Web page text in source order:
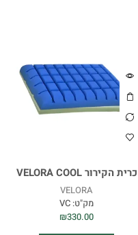
כרית הקירור VELORA COOL
VELORA
מק"ט: VC
₪330.00